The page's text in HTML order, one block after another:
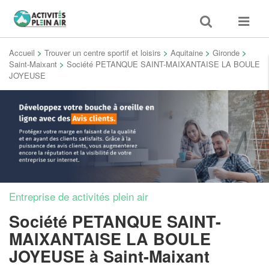
Toggle
search
Toggle
Accueil > Trouver un centre sportif et loisirs > Aquitaine > Gironde >
Saint-Maixant > Société PETANQUE SAINT-MAIXANTAISE LA BOULE
JOYEUSE
Entreprise de activités plein air
Société PETANQUE SAINT-
MAIXANTAISE LA BOULE
JOYEUSE à Saint-Maixant